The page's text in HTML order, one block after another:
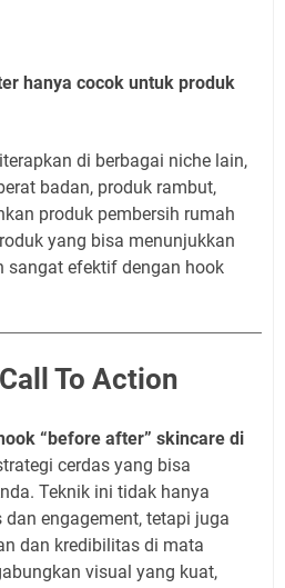
hanya cocok untuk produk
di berbagai niche lain,
badan, produk rambut,
produk pembersih rumah
yang bisa menunjukkan
sangat efektif dengan hook
To Action
“before after” skincare di
cerdas yang bisa
Teknik ini tidak hanya
engagement, tetapi juga
dan kredibilitas di mata
visual yang kuat,